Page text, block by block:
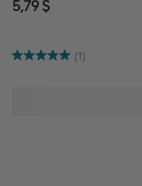
Paquet de 10
5,79 $
(1)